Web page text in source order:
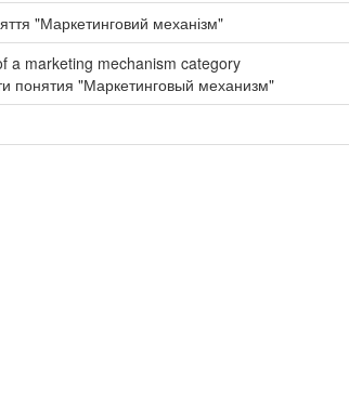
"Маркетинговий механізм"
a marketing mechanism category
понятия "Маркетинговый механизм"